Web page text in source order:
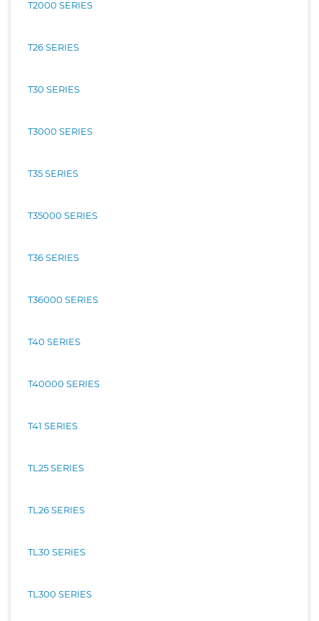
T2000 SERIES
T26 SERIES
T30 SERIES
T3000 SERIES
T35 SERIES
T35000 SERIES
T36 SERIES
T36000 SERIES
T40 SERIES
T40000 SERIES
T41 SERIES
TL25 SERIES
TL26 SERIES
TL30 SERIES
TL300 SERIES